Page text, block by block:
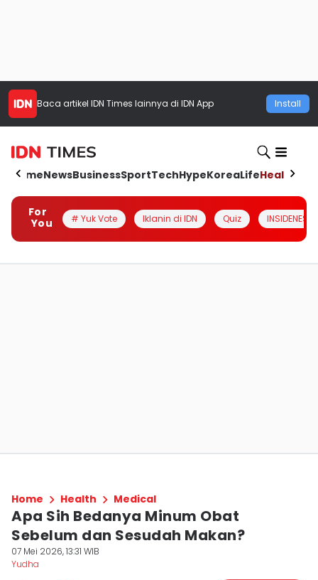
Baca artikel IDN Times lainnya di IDN App Install
HomeNewsBusinessSportTechHypeKoreaLifeHealth
For
You
# Yuk Vote Iklanin di IDN Quiz INSIDENESIA
Home Health Medical
Apa Sih Bedanya Minum Obat
Sebelum dan Sesudah Makan?
07 Mei 2026, 13:31 WIB
Yudha ‎